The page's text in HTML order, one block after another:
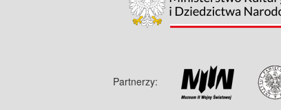
Partnerzy: